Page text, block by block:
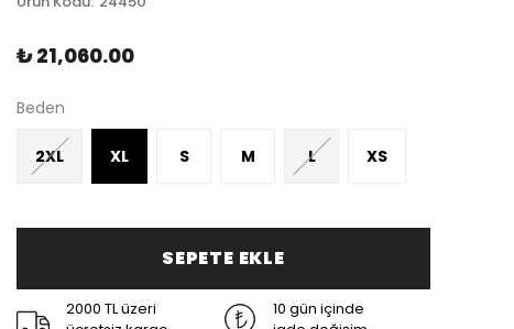
₺ 21,060.00
Beden
2XL XL S M L XS
SEPETE EKLE
2000 TL üzeri
10 gün içinde